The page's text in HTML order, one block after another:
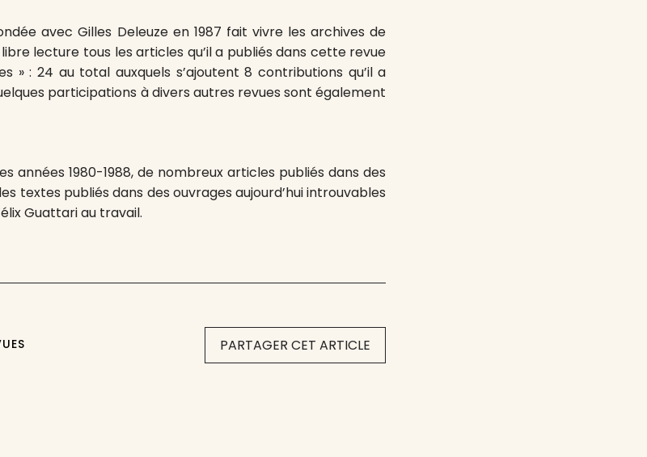
avec Gilles Deleuze en 1987 fait vivre les archives de
lecture tous les articles qu’il a publiés dans cette revue
» : 24 au total auxquels s’ajoutent 8 contributions qu’il a
participations à divers autres revues sont également
années 1980-1988, de nombreux articles publiés dans des
textes publiés dans des ouvrages aujourd’hui introuvables
Guattari au travail.
PARTAGER CET ARTICLE